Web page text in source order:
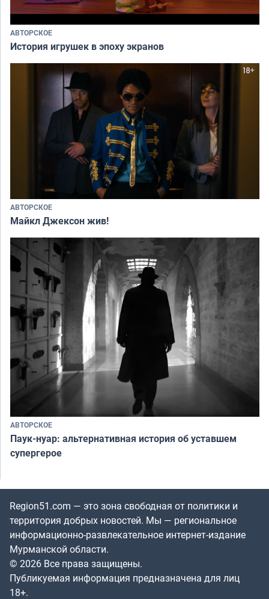
АВТОРСКОЕ
История игрушек в эпоху экранов
АВТОРСКОЕ
Майкл Джексон жив!
АВТОРСКОЕ
Паук-нуар: альтернативная история об уставшем
супергерое
Region51.com — это зона свободная от политики и
территория добрых новостей. Мы — региональное
информационно-развлекательное интернет-издание
Мурманской области.
© 2026 Все права защищены.
Публикуемая информация предназначена для лиц
18+.